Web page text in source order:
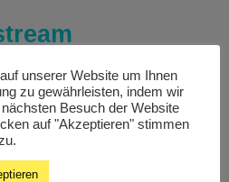
unserer Website um Ihnen
zu gewährleisten, indem wir
nächsten Besuch der Website
auf "Akzeptieren" stimmen